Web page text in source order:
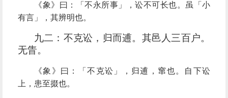
《象》曰：「不永所事」，讼不可长也。虽「小
有言」，其辨明也。
九二：不克讼，归而逋。其邑人三百户。
无眚。
《象》曰：「不克讼」，归逋，窜也。自下讼
上，患至掇也。